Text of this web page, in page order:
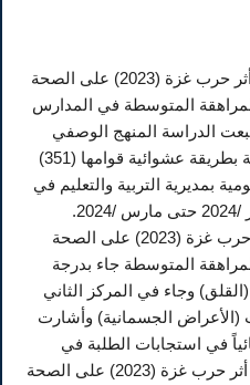
هدفت الدراسة إلى التعرف إلى أثر حرب غزة (2023) على الصحة
المتوسطة في المدارس
الدراسة المنهج الوصفي
التحليلي، وتم اختيار عينة الدراسة بطريقة عشوائية قوامها (351)
بمديرية التربية والتعليم في
الخليل خلال الفترة الزمنية فبراير /2024 حتى مارس /2024.
أشارت نتائج الدراسة إلى أن أثر حرب غزة (2023) على الصحة
المتوسطة جاء بدرجة
وجاء في المركز الثاني
(الأعراض الجسمانية) وأشارت
في استجابات الطلبة في
مرحلة المراهقة المتوسطة حول أثر حرب غزة (2023) على الصحة